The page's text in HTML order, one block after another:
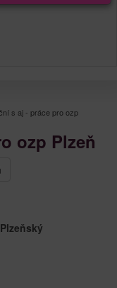
s aj - práce pro ozp
ozp Plzeň